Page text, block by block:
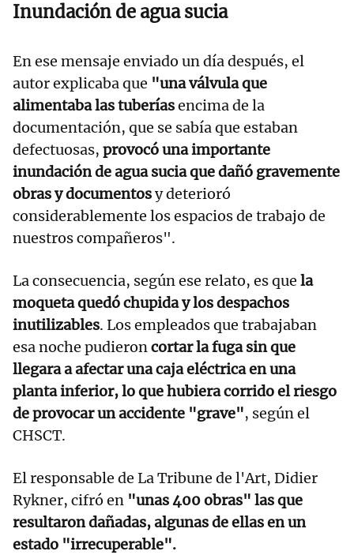
Inundación de agua sucia
En ese mensaje enviado un día después, el
autor explicaba que "una válvula que
alimentaba las tuberíasencima de la
documentación, que se sabía que estaban
defectuosas, provocó una importante
inundación de agua sucia que dañó gravemente
obras y documentosy deterioró
considerablemente los espacios de trabajo de
nuestros compañeros".
La consecuencia, según ese relato, es que la
moqueta quedó chupida y los despachos
inutilizables. Los empleados que trabajaban
esa noche pudieroncortar la fuga sin que
llegara a afectar una caja eléctrica en una
planta inferior, lo que hubiera corrido el riesgo
de provocar un accidente "grave", según el
CHSCT.
El responsable de La Tribune de l'Art, Didier
Rykner, cifró en "unas 400 obras" las que
resultaron dañadas, algunas de ellas en un
estado "irrecuperable".